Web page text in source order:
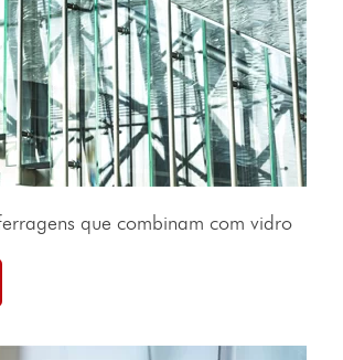
que combinam com vidro